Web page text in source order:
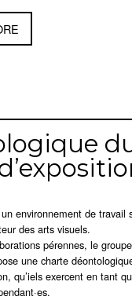
environnement de travail
des arts visuels.
pérennes, le
une charte
qu’iels exercent en tant